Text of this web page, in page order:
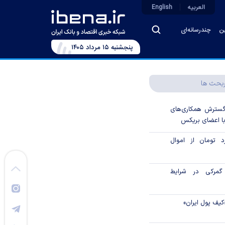
چندرسانه‌ای
العربیه English
پنجشنبه ۱۵ مرداد ۱۴۰۵
ها
گسترش همکاری‌های
اعضای بریکس
میلیارد تومان از اموال
در شرایط
پول ایران»